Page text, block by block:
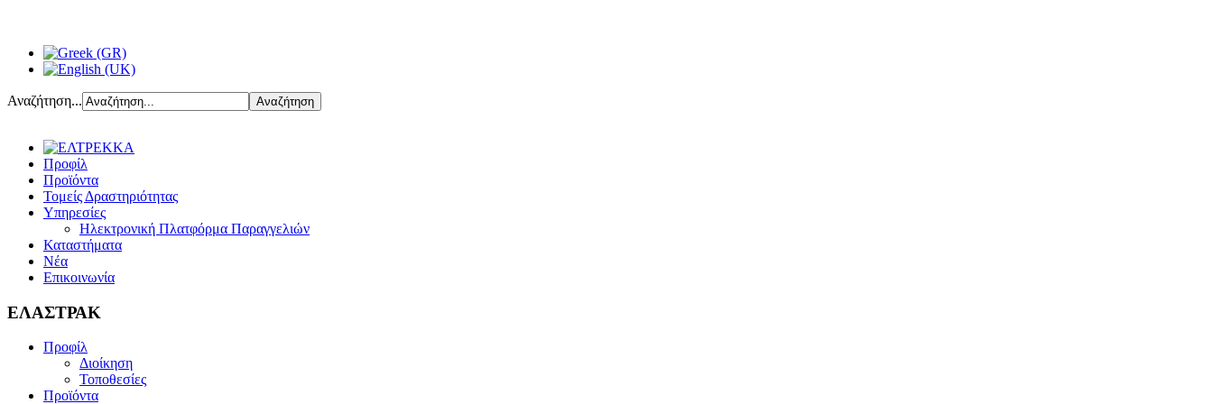
Αναζήτηση...
Προφίλ
Προϊόντα
Τομείς Δραστηριότητας
Υπηρεσίες
Ηλεκτρονική Πλατφόρμα Παραγγελιών
Καταστήματα
Νέα
Επικοινωνία
ΕΛΑΣΤΡΑΚ
Προφίλ
Διοίκηση
Τοποθεσίες
Προϊόντα